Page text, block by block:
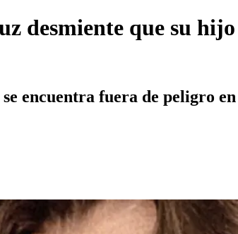
desmiente que su
encuentra fuera de peligro